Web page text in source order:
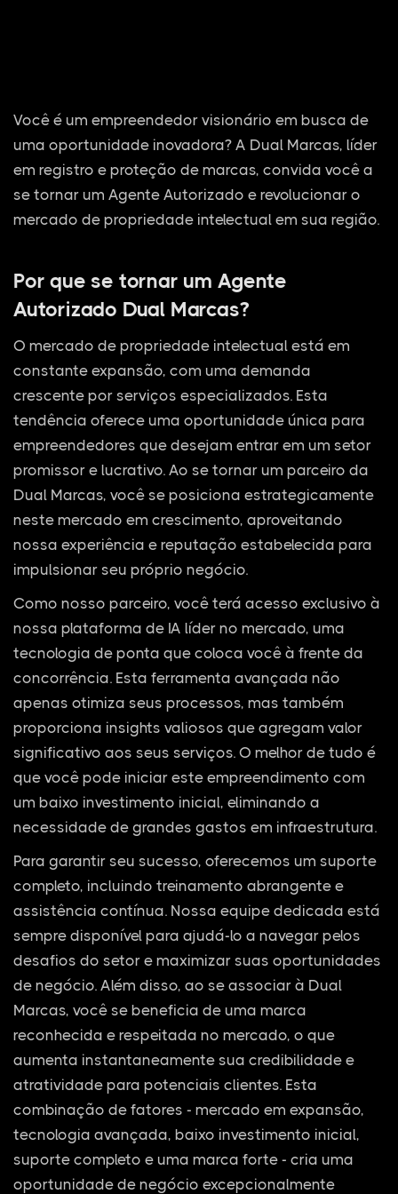
Você é um empreendedor visionário em busca de
uma oportunidade inovadora? A Dual Marcas, líder
em registro e proteção de marcas, convida você a
se tornar um Agente Autorizado e revolucionar o
mercado de propriedade intelectual em sua região.
Por que se tornar um Agente
Autorizado Dual Marcas?
O mercado de propriedade intelectual está em
constante expansão, com uma demanda
crescente por serviços especializados. Esta
tendência oferece uma oportunidade única para
empreendedores que desejam entrar em um setor
promissor e lucrativo. Ao se tornar um parceiro da
Dual Marcas, você se posiciona estrategicamente
neste mercado em crescimento, aproveitando
nossa experiência e reputação estabelecida para
impulsionar seu próprio negócio.
Como nosso parceiro, você terá acesso exclusivo à
nossa plataforma de IA líder no mercado, uma
tecnologia de ponta que coloca você à frente da
concorrência. Esta ferramenta avançada não
apenas otimiza seus processos, mas também
proporciona insights valiosos que agregam valor
significativo aos seus serviços. O melhor de tudo é
que você pode iniciar este empreendimento com
um baixo investimento inicial, eliminando a
necessidade de grandes gastos em infraestrutura.
Para garantir seu sucesso, oferecemos um suporte
completo, incluindo treinamento abrangente e
assistência contínua. Nossa equipe dedicada está
sempre disponível para ajudá-lo a navegar pelos
desafios do setor e maximizar suas oportunidades
de negócio. Além disso, ao se associar à Dual
Marcas, você se beneficia de uma marca
reconhecida e respeitada no mercado, o que
aumenta instantaneamente sua credibilidade e
atratividade para potenciais clientes. Esta
combinação de fatores - mercado em expansão,
tecnologia avançada, baixo investimento inicial,
suporte completo e uma marca forte - cria uma
oportunidade de negócio excepcionalmente